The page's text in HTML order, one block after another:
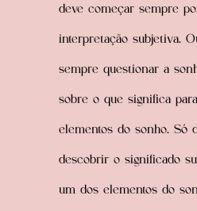
deve começar sempre
interpretação subjetiva.
sempre questionar a
sobre o que significa
elementos do sonho. Só
descobrir o significado
um dos elementos do